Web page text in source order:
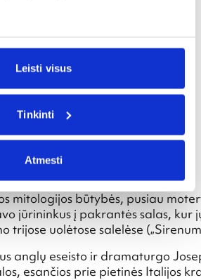
Leisti visus
Tinkinti
Atmesti
mitologijos būtybės, pusiau
jūrininkus į pakrantės salas, kur
trijose uolėtose salelėse
anglų eseisto ir dramaturgo
esančios prie pietinės Italijos